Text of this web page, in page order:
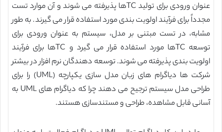
عنوان ورودی برای تولید TCها پذیرفته می شوند و آن موارد تست
مجدداً برای فرآیند اولویت بندی مورد استفاده قرار می گیرند. به طور
مشابه، در تست مبتنی بر مدل، سیستم به عنوان ورودی برای
توسعه TCها مورد استفاده قرار می گیرد و TCها برای فرآیند
اولویت بندی پذیرفته می شوند. توسعه دهندگان نرم افزار در بیشتر
شرکت ها دیاگرام های زبان مدل سازی یکپارچه (UML) را برای
طراحی مدل سیستم ترجیح می دهند چرا که دیاگرام های UML به
آسانی قابل مشاهده، طراحی و مستندسازی هستند.